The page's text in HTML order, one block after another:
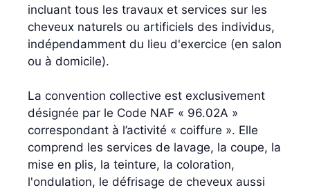
incluant tous les travaux et services sur les
cheveux naturels ou artificiels des individus,
indépendamment du lieu d'exercice (en salon
ou à domicile).
La convention collective est exclusivement
désignée par le Code NAF « 96.02A »
correspondant à l’activité « coiffure ». Elle
comprend les services de lavage, la coupe, la
mise en plis, la teinture, la coloration,
l'ondulation, le défrisage de cheveux aussi